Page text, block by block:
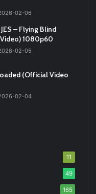
02-06
– Flying Blind
1080p60
02-05
(Official Video
02-04
11
49
165